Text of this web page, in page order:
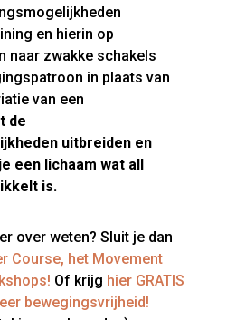
en hierin op
naar zwakke schakels
in plaats van
van een
de
uitbreiden en
een lichaam wat all
is.
over weten? Sluit je dan
Course, het Movement
Of krijg hier GRATIS
bewegingsvrijheid!